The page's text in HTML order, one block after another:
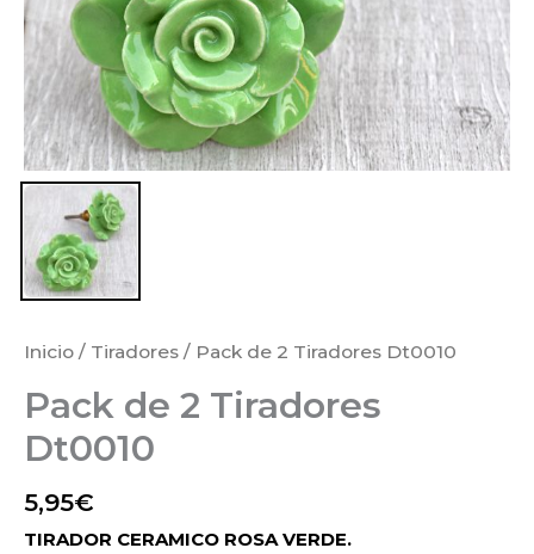
Inicio / Tiradores / Pack de 2 Tiradores Dt0010
Pack de 2 Tiradores
Dt0010
5,95€
TIRADOR CERAMICO ROSA VERDE.